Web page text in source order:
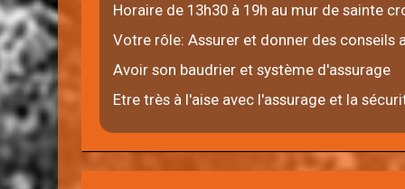
Horaire de 13h30 à 19h au mur de sainte
Votre rôle: Assurer et donner des conseils
Avoir son baudrier et système d'assurage
Etre très à l'aise avec l'assurage et la